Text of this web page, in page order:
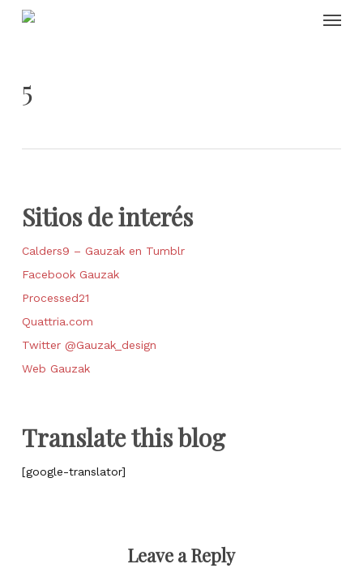
Skip
5
Sitios de interés
Calders9 – Gauzak en Tumblr
Facebook Gauzak
Processed21
Quattria.com
Twitter @Gauzak_design
Web Gauzak
Translate this blog
[google-translator]
Leave a Reply